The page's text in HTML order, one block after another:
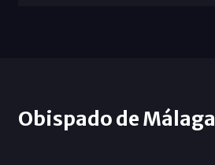
Obispado de Málaga